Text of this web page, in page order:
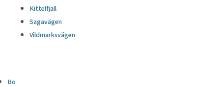
Kittelfjäll
Sagavägen
Vildmarksvägen
Bo